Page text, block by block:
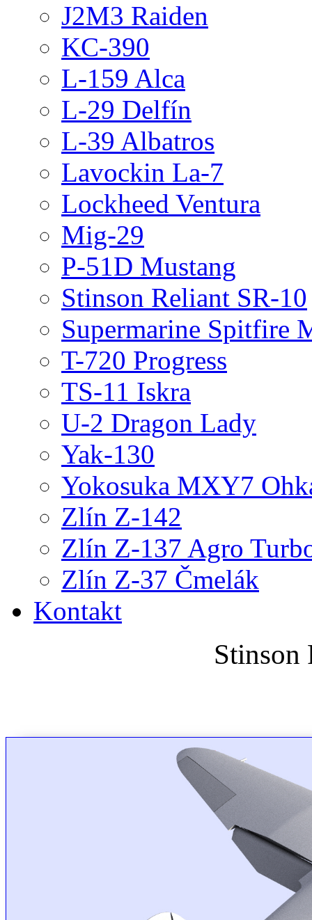
J2M3 Raiden
KC-390
L-159 Alca
L-29 Delfín
L-39 Albatros
Lavockin La-7
Lockheed Ventura
Mig-29
P-51D Mustang
Stinson Reliant SR-10
Supermarine Spitfire
T-720 Progress
TS-11 Iskra
U-2 Dragon Lady
Yak-130
Yokosuka MXY7
Zlín Z-142
Zlín Z-137 Agro
Zlín Z-37 Čmelák
Kontakt
Stinson